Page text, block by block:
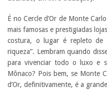
É no Cercle d’Or de Monte
mais famosas e prestigiadas
costura, o lugar é repleto de
riqueza”. Lembram quando
para vivenciar todo o luxo e
Mônaco? Pois bem, se Monte
d’Or, definitivamente, é a